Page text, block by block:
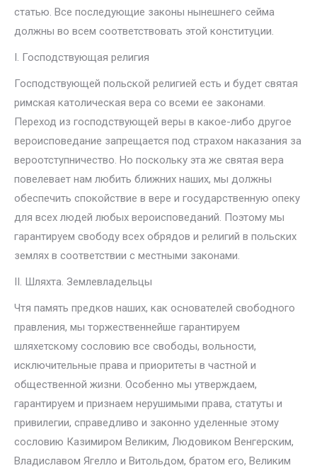
статью. Все последующие законы нынешнего сейма
должны во всем соответствовать этой конституции.
I. Господствующая религия
Господствующей польской религией есть и будет святая
римская католическая вера со всеми ее законами.
Переход из господствующей веры в какое-либо другое
вероисповедание запрещается под страхом наказания за
вероотступничество. Но поскольку эта же святая вера
повелевает нам любить ближних наших, мы должны
обеспечить спокойствие в вере и государственную опеку
для всех людей любых вероисповеданий. Поэтому мы
гарантируем свободу всех обрядов и религий в польских
землях в соответствии с местными законами.
II. Шляхта. Землевладельцы
Чтя память предков наших, как основателей свободного
правления, мы торжественнейше гарантируем
шляхетскому сословию все свободы, вольности,
исключительные права и приоритеты в частной и
общественной жизни. Особенно мы утверждаем,
гарантируем и признаем нерушимыми права, статуты и
привилегии, справедливо и законно уделенные этому
сословию Казимиром Великим, Людовиком Венгерским,
Владиславом Ягелло и Витольдом, братом его, Великим